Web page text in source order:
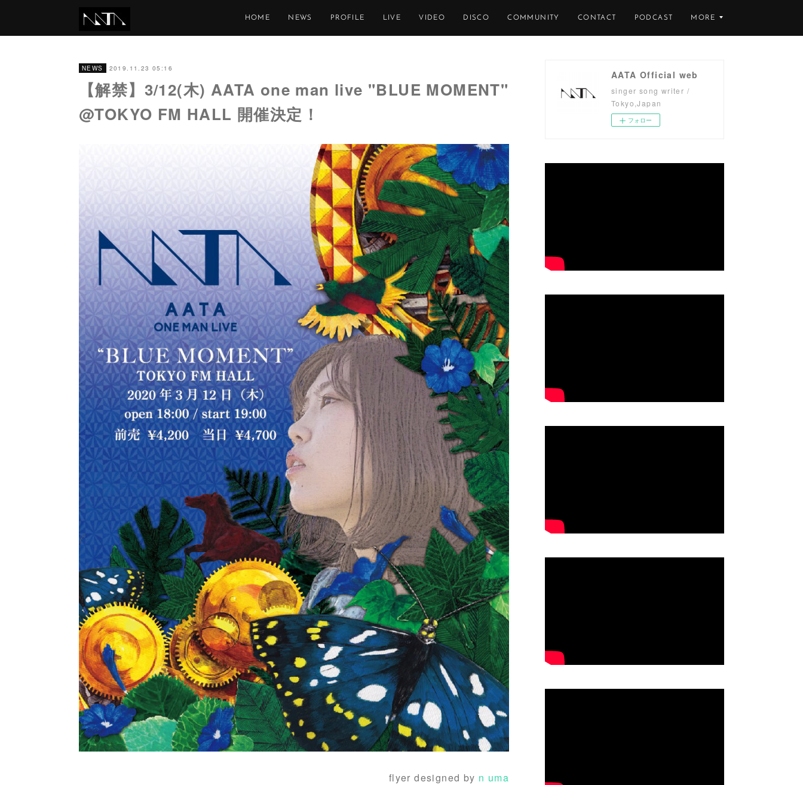
HOME NEWS PROFILE LIVE VIDEO DISCO COMMUNITY CONTACT PODCAST MORE
NEWS 2019.11.23 05:16
【解禁】3/12(木) AATA one man live "BLUE MOMENT"
@TOKYO FM HALL 開催決定！
flyer designed by n uma
AATA Official web
singer song writer /
Tokyo,Japan
フォロー